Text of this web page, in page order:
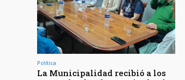
Política
La Municipalidad recibió a los